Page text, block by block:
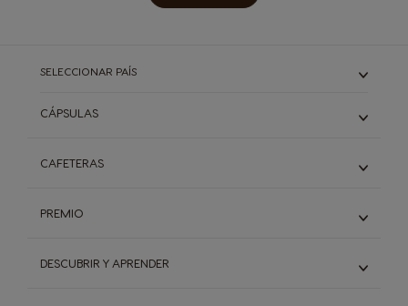
SELECCIONAR PAÍS
CÁPSULAS
LARGO
CON LECHE Y CORTADO
CHOCOLATES
CAFETERAS
CAFETERAS GENIO S
CAFETERAS GENIO S TOUCH
PREMIO
Cómo funciona PREMIO
DESCUBRIR Y APRENDER